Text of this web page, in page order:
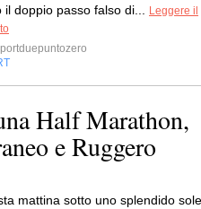
il doppio passo falso di...
Leggere il
Half Marathon,
e Ruggero
mattina sotto uno splendido sole